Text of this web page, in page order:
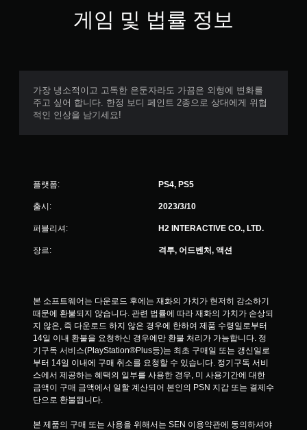
게임 및 법률 정보
가장 냉소적이고 고독한 은둔자라도 가끔은 외형에 변화를
주고 싶어 합니다. 한정 보디 페인트 2종으로 상대에게 위협
적인 인상을 남기세요!
플랫폼: PS4, PS5
출시: 2023/3/10
퍼블리셔: H2 INTERACTIVE CO., LTD.
장르: 격투, 어드벤처, 액션
본 소프트웨어는 다운로드 후에는 재화의 가치가 현저히 감소하기
때문에 환불되지 않습니다. 관련 법률에 따라 재화의 가치가 손상되
지 않은, 즉 다운로드 하지 않은 경우에 한하여 제품 수령일로부터
14일 이내 환불을 요청하신 경우에만 환불 처리가 가능합니다. 정
기구독 서비스(PlayStation®Plus등)는 최초 구매일 또는 갱신일로
부터 14일 이내에 구매 취소를 요청할 수 있습니다. 정기구독 서비
스에서 제공하는 혜택의 일부를 사용한 경우, 미 사용기간에 대한
금액이 구매 금액에서 일할 계산되어 본인의 PSN 지갑 또는 결제수
단으로 환불됩니다.
본 제품의 구매 또는 사용을 위해서는 SEN 이용약관에 동의하셔야